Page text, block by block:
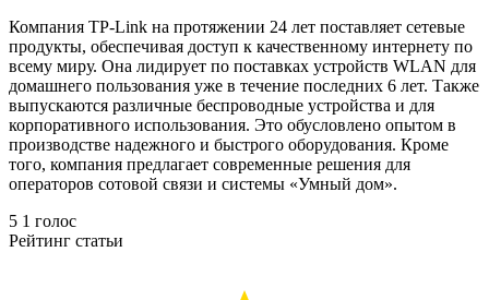
Компания TP-Link на протяжении 24 лет поставляет сетевые
продукты, обеспечивая доступ к качественному интернету по
всему миру. Она лидирует по поставках устройств WLAN для
домашнего пользования уже в течение последних 6 лет. Также
выпускаются различные беспроводные устройства и для
корпоративного использования. Это обусловлено опытом в
производстве надежного и быстрого оборудования. Кроме
того, компания предлагает современные решения для
операторов сотовой связи и системы «Умный дом».
5 1 голос
Рейтинг статьи